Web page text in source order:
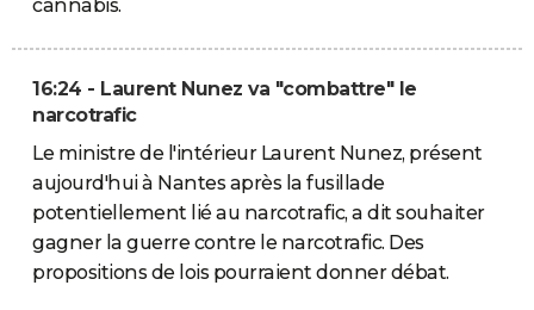
cannabis.
16:24 - Laurent Nunez va "combattre" le
narcotrafic
Le ministre de l'intérieur Laurent Nunez, présent
aujourd'hui à Nantes après la fusillade
potentiellement lié au narcotrafic, a dit souhaiter
gagner la guerre contre le narcotrafic. Des
propositions de lois pourraient donner débat.